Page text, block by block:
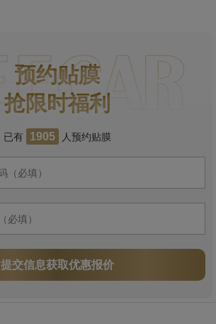
预约贴膜
抢限时福利
已有 1905 人预约贴膜
提交信息获取优惠报价